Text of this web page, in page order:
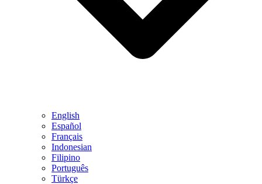
English
Español
Français
Indonesian
Filipino
Português
Türkçe